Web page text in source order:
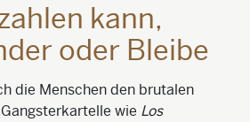
kann,
oder Bleibe
die Menschen den brutalen
wie Los